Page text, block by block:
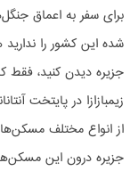
برای سفر به اعماق
شده این کشور را ندارید
جزیره دیدن کنید، فقط
زیمبازازا در پایتخت
از انواع مختلف
جزیره درون این